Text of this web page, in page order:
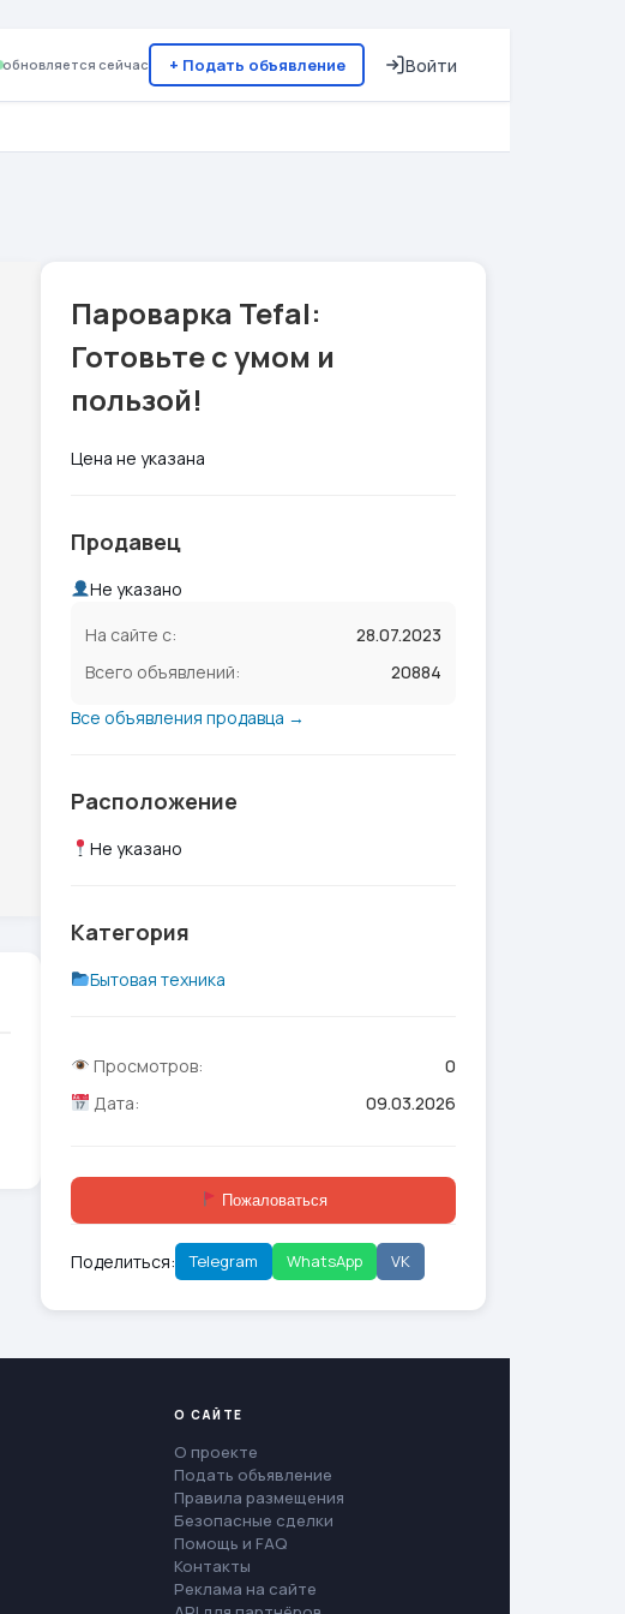
обновляется сейчас + Подать объявление Войти
Пароварка Tefal:
Готовьте с умом и
пользой!
Цена не указана
Продавец
Не указано
На сайте с:
28.07.2023
Всего объявлений:
20884
Все объявления продавца →
Расположение
Не указано
Категория
Бытовая техника
Просмотров:
0
Дата:
09.03.2026
Пожаловаться
Поделиться: Telegram WhatsApp VK
О САЙТЕ
О проекте
Подать объявление
Правила размещения
Безопасные сделки
Помощь и FAQ
Контакты
Реклама на сайте